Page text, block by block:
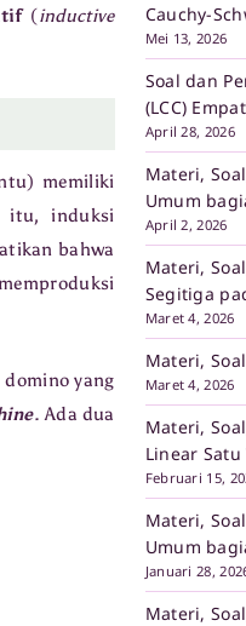
(inductive
memiliki
itu, induksi
bahwa
yang
. Ada dua
Cauchy-
Mei 13, 2026
Soal dan
(LCC)
April 28, 2026
Materi,
Umum
April 2, 2026
Materi,
Segitiga
Maret 4, 2026
Materi,
Maret 4, 2026
Materi,
Linear
Februari 15,
Materi,
Umum
Januari 28,
Materi,